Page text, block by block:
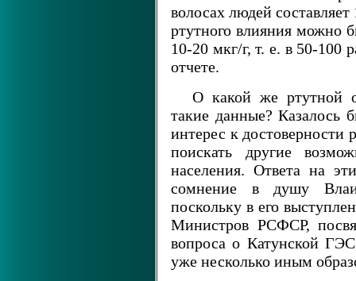
волосах людей
ртутного влияния можно
10-20 мкг/г, т. е. в 50-100
отчете.
О какой же ртутной
такие данные? Казалось
интерес к достоверности
поискать другие
населения. Ответа на
сомнение в душу
поскольку в его
Министров РСФСР,
вопроса о Катунской
уже несколько иным